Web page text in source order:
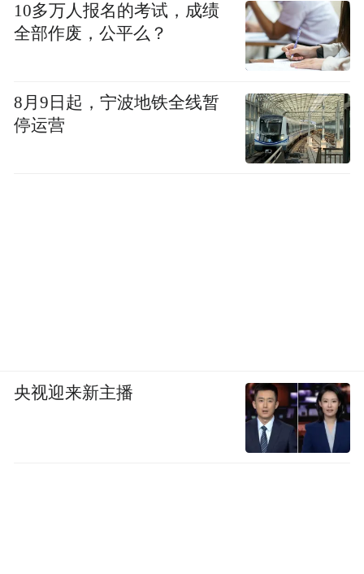
10多万人报名的考试，成绩
全部作废，公平么？
8月9日起，宁波地铁全线暂
停运营
央视迎来新主播